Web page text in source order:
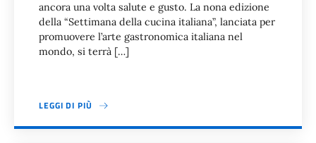
ancora una volta salute e gusto. La nona edizione
della “Settimana della cucina italiana”, lanciata per
promuovere l’arte gastronomica italiana nel
mondo, si terrà […]
LEGGI DI PIÙ